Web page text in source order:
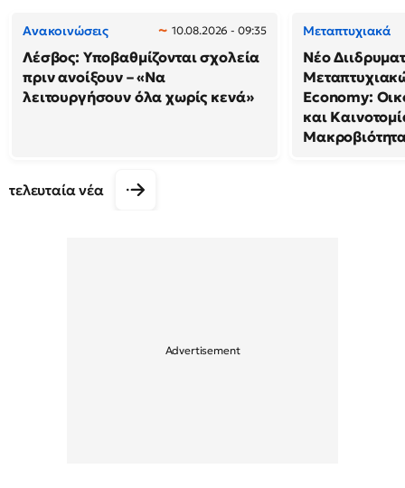
Ανακοινώσεις 10.08.2026 - 09:35
Λέσβος: Υποβαθμίζονται σχολεία
πριν ανοίξουν – «Να
λειτουργήσουν όλα χωρίς κενά»
Μεταπτυχιακά
Νέο
Economy:
και
τελευταία νέα